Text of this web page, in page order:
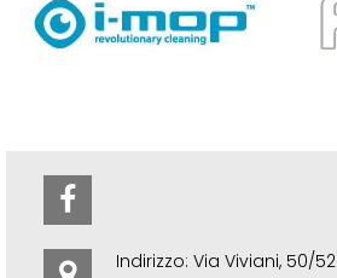
Indirizzo: Via Viviani, 50/52